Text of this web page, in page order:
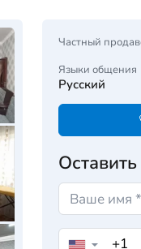
Частный
Языки общения
Русский
▼